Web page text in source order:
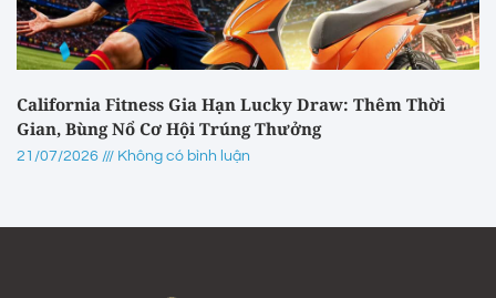
California Fitness Gia Hạn Lucky Draw: Thêm Thời
Gian, Bùng Nổ Cơ Hội Trúng Thưởng
21/07/2026 Không có bình luận